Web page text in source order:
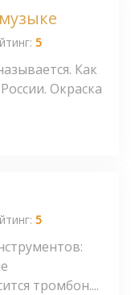
5
Как
Окраска
5
тромбон....